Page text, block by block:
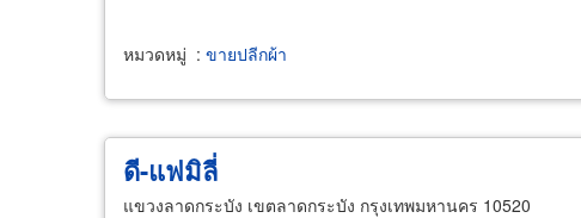
หมวดหมู่ : ขายปลีกผ้า
ดี-แฟมิลี่
แขวงลาดกระบัง เขตลาดกระบัง กรุงเทพมหานคร 10520